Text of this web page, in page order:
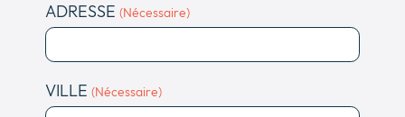
ADRESSE (Nécessaire)
VILLE (Nécessaire)